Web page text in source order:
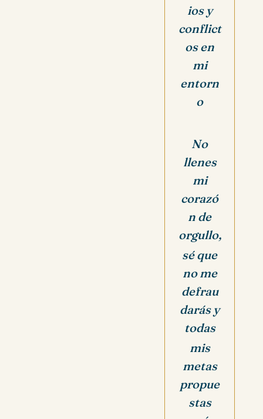
ios y
conflict
os en
mi
entorn
o
No
llenes
mi
corazó
n de
orgullo,
sé que
no me
defrau
darás y
todas
mis
metas
propue
stas